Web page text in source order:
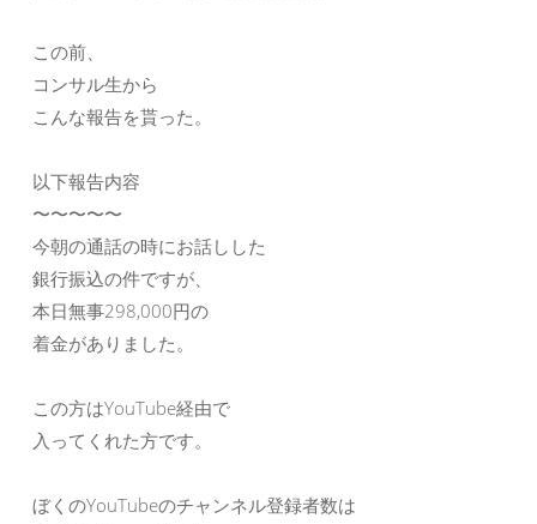
この前、
コンサル生から
こんな報告を貰った。
以下報告内容
〜〜〜〜〜
今朝の通話の時にお話しした
銀行振込の件ですが、
本日無事298,000円の
着金がありました。
この方はYouTube経由で
入ってくれた方です。
ぼくのYouTubeのチャンネル登録者数は